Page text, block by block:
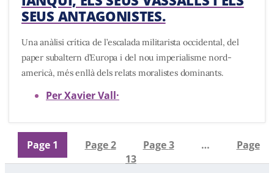
SEUS ANTAGONISTES.
Una anàlisi crítica de l’escalada militarista occidental, del
paper subaltern d’Europa i del nou imperialisme nord-
americà, més enllà dels relats moralistes dominants.
Per Xavier Vall·
Page 1 Page2 Page3 …
Page
13